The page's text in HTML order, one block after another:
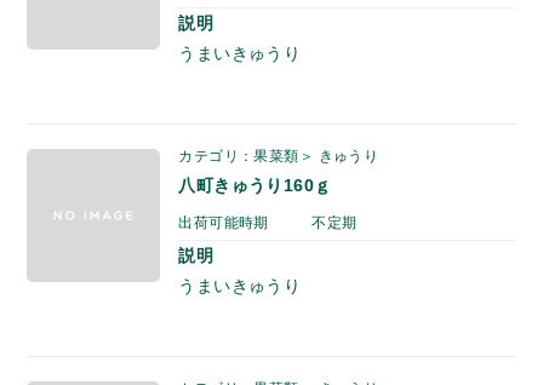
説明
うまいきゅうり
カテゴリ：果菜類＞ きゅうり
八町きゅうり160ｇ
出荷可能時期 不定期
説明
うまいきゅうり